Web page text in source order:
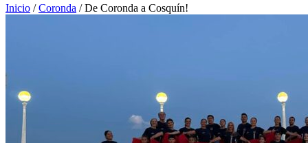
Inicio /Coronda /De Coronda a Cosquín!